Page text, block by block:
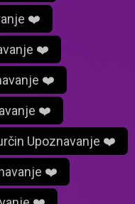
❤️
❤️
❤️
❤️
Upoznavanje ❤️
❤️